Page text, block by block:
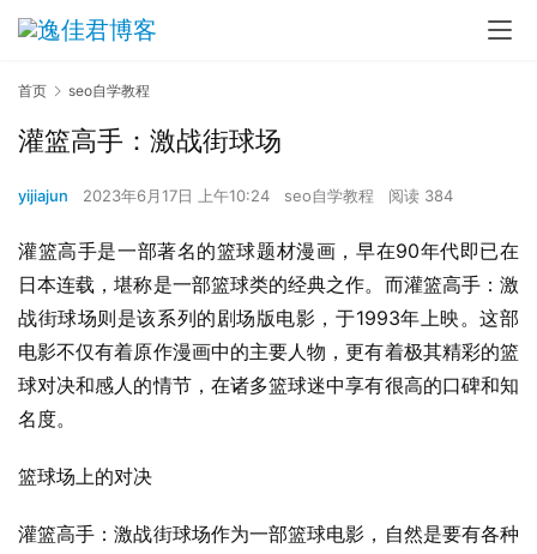
首页 seo自学教程
灌篮高手：激战街球场
yijiajun 2023年6月17日 上午10:24 seo自学教程 阅读 384
灌篮高手是一部著名的篮球题材漫画，早在90年代即已在
日本连载，堪称是一部篮球类的经典之作。而灌篮高手：激
战街球场则是该系列的剧场版电影，于1993年上映。这部
电影不仅有着原作漫画中的主要人物，更有着极其精彩的篮
球对决和感人的情节，在诸多篮球迷中享有很高的口碑和知
名度。
篮球场上的对决
灌篮高手：激战街球场作为一部篮球电影，自然是要有各种